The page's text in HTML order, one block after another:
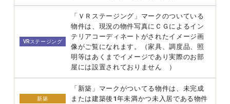
VRステージング
「ＶＲステージング」マークのついている
物件は、現況の物件写真にＣＧによるイン
テリアコーディネートがされたイメージ画
像がご覧になれます。（家具、調度品、照
明等はあくまでイメージであり実際のお部
屋には設置されておりません ）
新築
「新築」マークがついてる物件は、未完成
または建築後1年未満かつ未入居である物件